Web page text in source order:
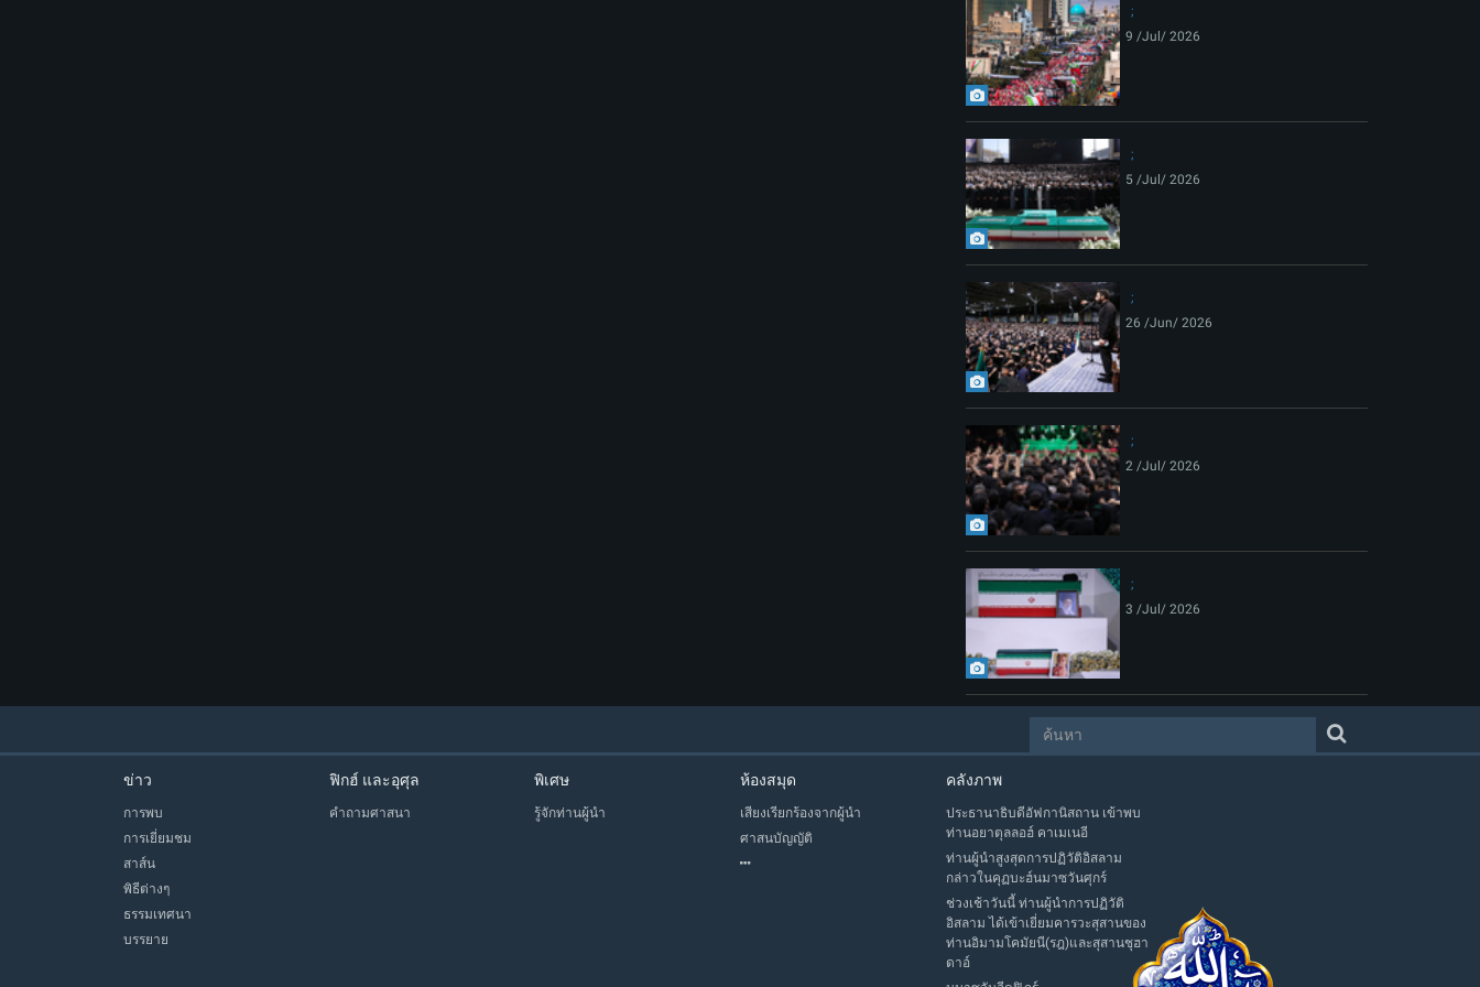
9 /Jul/ 2026
5 /Jul/ 2026
26 /Jun/ 2026
2 /Jul/ 2026
3 /Jul/ 2026
ข่าว
การพบ
การเยี่ยมชม
สาส์น
พิธีต่างๆ
ธรรมเทศนา
บรรยาย
ฟิกฮ์ และอุศุล
คำถามศาสนา
พิเศษ
รู้จักท่านผู้นำ
ห้องสมุด
เสียงเรียกร้องจากผู้นำ
ศาสนบัญญัติ
คลังภาพ
ประธานาธิบดีอัฟกานิสถาน เข้าพบ
ท่านอยาตุลลอฮ์ คาเมเนอี
ท่านผู้นำสูงสุดการปฏิวัติอิสลาม
กล่าวในคุฏบะฮ์นมาซวันศุกร์
ช่วงเช้าวันนี้ ท่านผู้นำการปฏิวัติ
อิสลาม ได้เข้าเยี่ยมคารวะสุสานของ
ท่านอิมามโคมัยนี(รฎ)และสุสานชุฮา
ดาอ์